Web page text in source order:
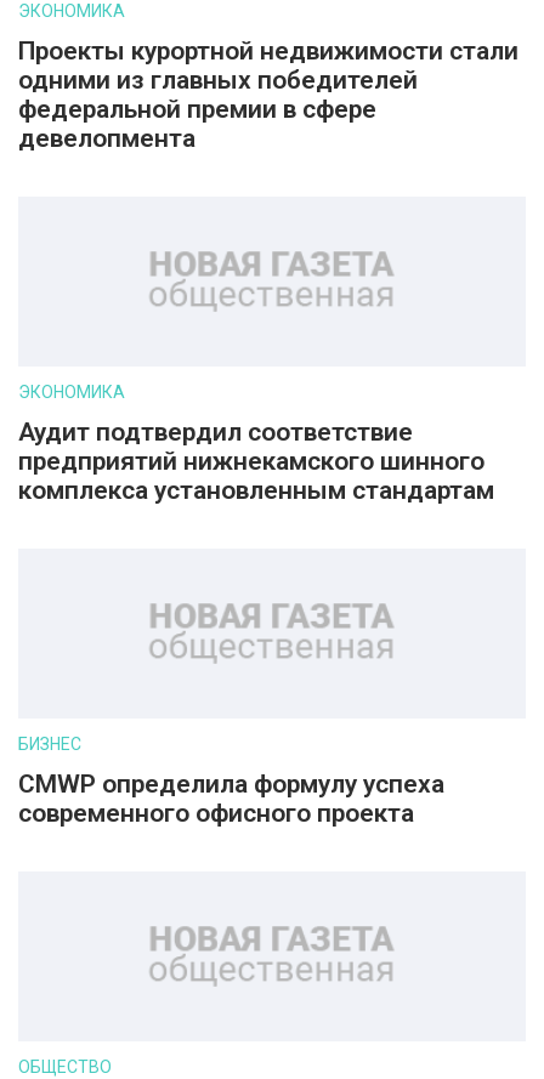
ЭКОНОМИКА
Проекты курортной недвижимости стали
одними из главных победителей
федеральной премии в сфере
девелопмента
ЭКОНОМИКА
Аудит подтвердил соответствие
предприятий нижнекамского шинного
комплекса установленным стандартам
БИЗНЕС
CMWP определила формулу успеха
современного офисного проекта
ОБЩЕСТВО